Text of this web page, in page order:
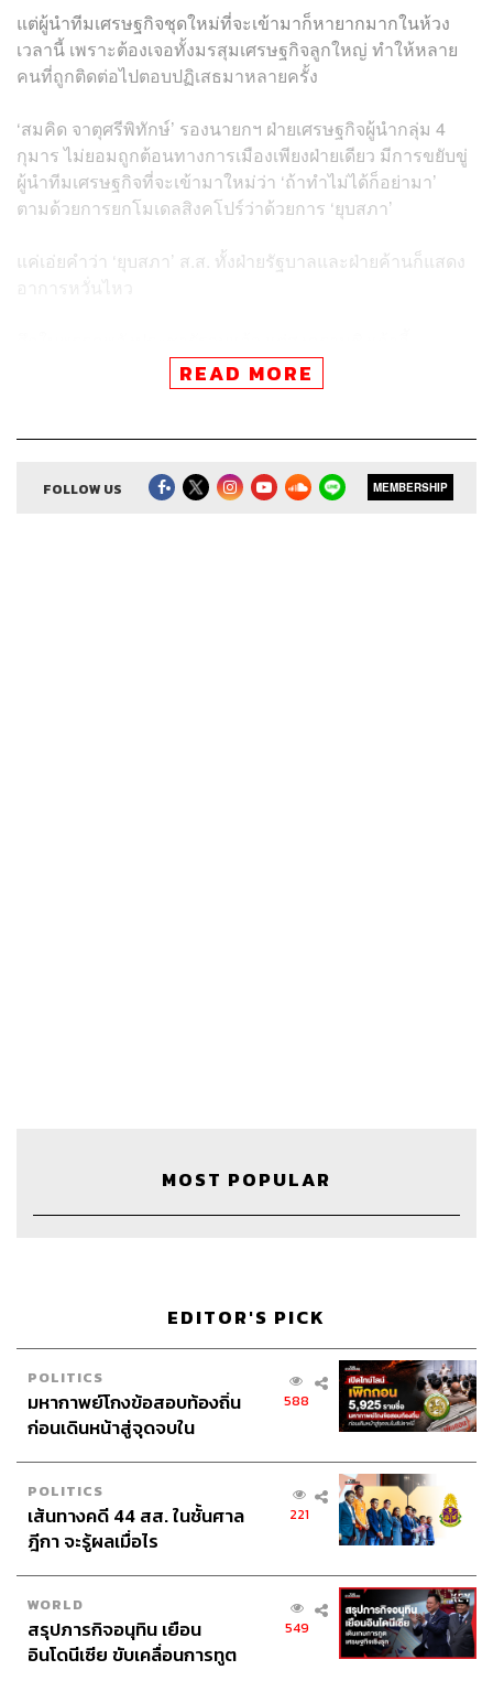
แต่ผู้นำทีมเศรษฐกิจชุดใหม่ที่จะเข้ามาก็หายากมากในห้วง
เวลานี้ เพราะต้องเจอทั้งมรสุมเศรษฐกิจลูกใหญ่ ทำให้หลาย
คนที่ถูกติดต่อไปตอบปฏิเสธมาหลายครั้ง
‘สมคิด จาตุศรีพิทักษ์’ รองนายกฯ ฝ่ายเศรษฐกิจผู้นำกลุ่ม 4
กุมาร ไม่ยอมถูกต้อนทางการเมืองเพียงฝ่ายเดียว มีการขยับขู่
ผู้นำทีมเศรษฐกิจที่จะเข้ามาใหม่ว่า ‘ถ้าทำไม่ได้ก็อย่ามา’
ตามด้วยการยกโมเดลสิงคโปร์ว่าด้วยการ ‘ยุบสภา’
แค่เอ่ยคำว่า ‘ยุบสภา’ ส.ส. ทั้งฝ่ายรัฐบาลและฝ่ายค้านก็แสดง
อาการหวั่นไหว
ต่อเหนือกว่า พล.อ. ประยุทธ์
วันนี้เริ่มไม่แน่
The Hostสรกล อดุลยานนท์
The Co-hostพลวุฒิ สงสกุล
Show Creator
สรกล อดุลยานนท์, นครินทร์ วนกิจไพบูลย์
Show Producerอธิษฐาน กาญจนะพงศ์
Channel Managerเชษฐพงศ์ ชูประดิษฐ์
READ MORE
FOLLOW US MEMBERSHIP
MOST POPULAR
EDITOR'S PICK
POLITICS
มหากาพย์โกงข้อสอบท้องถิ่น
ก่อนเดินหน้าสู่จุดจบใน
588
POLITICS
เส้นทางคดี 44 สส. ในชั้นศาล
ฎีกา จะรู้ผลเมื่อไร
221
WORLD
สรุปภารกิจอนุทิน เยือน
อินโดนีเซีย ขับเคลื่อนการทูต
549